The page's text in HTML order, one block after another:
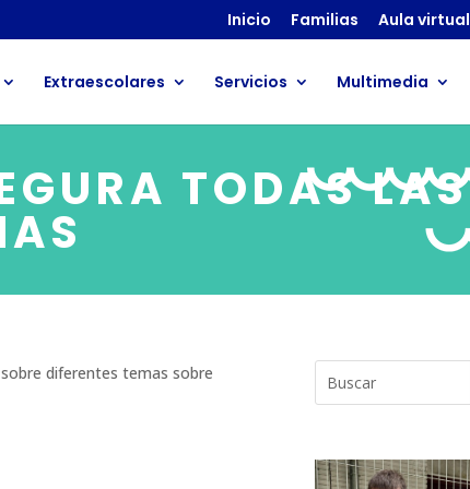
Inicio Familias Aula virtual
Extraescolares Servicios Multimedia
TODAS LAS
diferentes temas sobre